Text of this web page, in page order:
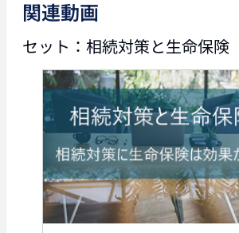
相続対策と生命保険(１)
果がないのか？」
相続対策
命保険提
タグ
生命保険 相続 資産家
関連動画
セット：相続対策と生命保険